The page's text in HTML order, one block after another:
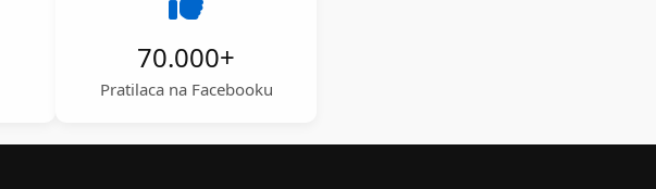
70.000+
Pratilaca na Facebooku